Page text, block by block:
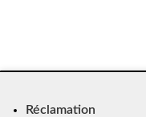
Réclamation